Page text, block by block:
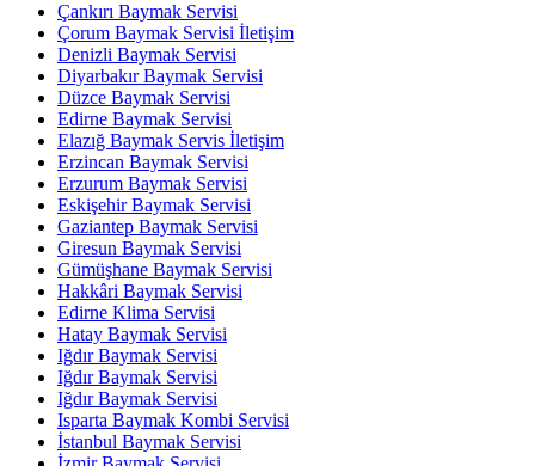
Çankırı Baymak Servisi
Çorum Baymak Servisi İletişim
Denizli Baymak Servisi
Diyarbakır Baymak Servisi
Düzce Baymak Servisi
Edirne Baymak Servisi
Elazığ Baymak Servis İletişim
Erzincan Baymak Servisi
Erzurum Baymak Servisi
Eskişehir Baymak Servisi
Gaziantep Baymak Servisi
Giresun Baymak Servisi
Gümüşhane Baymak Servisi
Hakkâri Baymak Servisi
Edirne Klima Servisi
Hatay Baymak Servisi
Iğdır Baymak Servisi
Iğdır Baymak Servisi
Iğdır Baymak Servisi
Isparta Baymak Kombi Servisi
İstanbul Baymak Servisi